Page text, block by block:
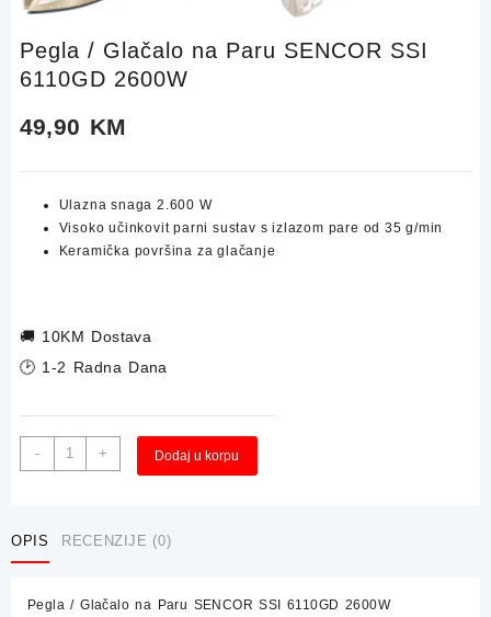
Pegla / Glačalo na Paru SENCOR SSI
6110GD 2600W
49,90 KM
Ulazna snaga 2.600 W
Visoko učinkovit parni sustav s izlazom pare od 35 g/min
Keramička površina za glačanje
🚚 10KM Dostava
🕑 1-2 Radna Dana
-
Pegla
/
Paru
6110GD
+ Dodaj u korpu
OPIS RECENZIJE (0)
Pegla / Glačalo na Paru SENCOR SSI 6110GD 2600W